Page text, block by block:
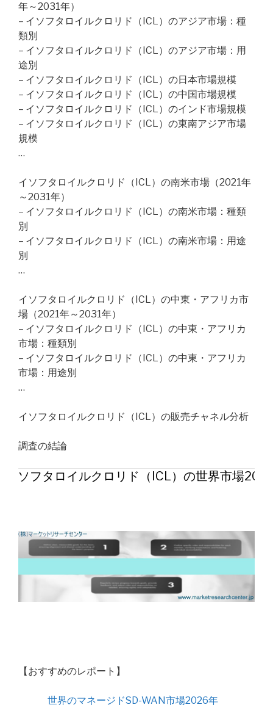
年～2031年）
– イソフタロイルクロリド（ICL）のアジア市場：種
類別
– イソフタロイルクロリド（ICL）のアジア市場：用
途別
– イソフタロイルクロリド（ICL）の日本市場規模
– イソフタロイルクロリド（ICL）の中国市場規模
– イソフタロイルクロリド（ICL）のインド市場規模
– イソフタロイルクロリド（ICL）の東南アジア市場
規模
…
イソフタロイルクロリド（ICL）の南米市場（2021年
～2031年）
– イソフタロイルクロリド（ICL）の南米市場：種類
別
– イソフタロイルクロリド（ICL）の南米市場：用途
別
…
イソフタロイルクロリド（ICL）の中東・アフリカ市
場（2021年～2031年）
– イソフタロイルクロリド（ICL）の中東・アフリカ
市場：種類別
– イソフタロイルクロリド（ICL）の中東・アフリカ
市場：用途別
…
イソフタロイルクロリド（ICL）の販売チャネル分析
調査の結論
イソフタロイルクロリド（ICL）の世界市場
【おすすめのレポート】
世界のマネージドSD-WAN市場2026年